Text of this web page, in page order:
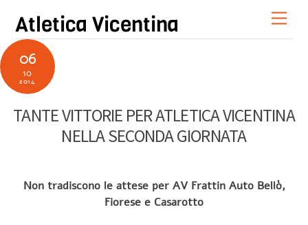
content
Atletica Vicentina
06
10
2014
TANTE VITTORIE PER ATLETICA VICENTINA
NELLA SECONDA GIORNATA
Non tradiscono le attese per AV Frattin Auto Bellò,
Fiorese e Casarotto